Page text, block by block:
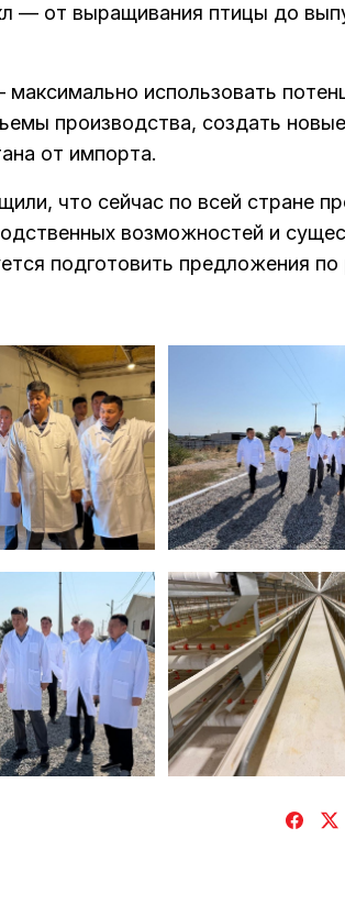
— от выращивания птицы до
использовать
производства, создать
от импорта.
что сейчас по всей стране
возможностей и
подготовить предложения по